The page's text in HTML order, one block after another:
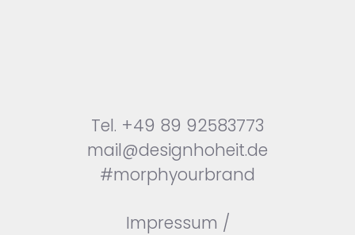
Tel. +49 89 92583773
mail@designhoheit.de
#morphyourbrand
Impressum /